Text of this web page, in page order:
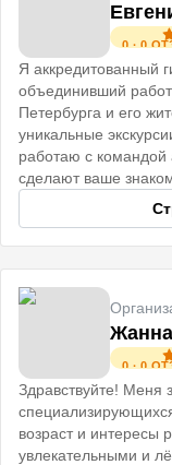
0 · 0
Я аккредитованный
объединивший
Петербурга и его
уникальные
работаю с командой
сделают ваше
Жанна
0 · 0
Здравствуйте! Меня
возраст и интересы
увлекательными и